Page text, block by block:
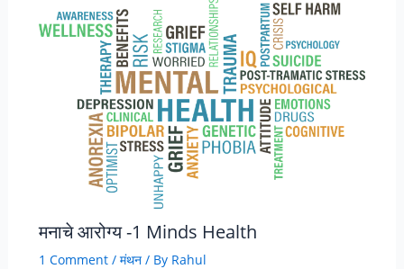
मनाचे आरोग्य -1 Minds Health
1 Comment / मंथन/ By Rahul